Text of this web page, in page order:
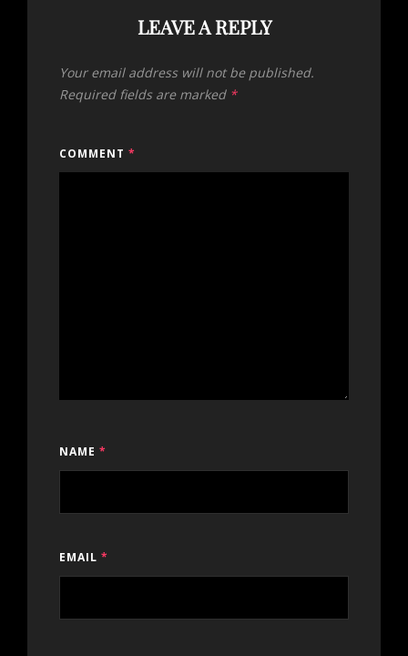
LEAVE A REPLY
Your email address will not be published.
Required fields are marked *
COMMENT *
NAME *
EMAIL *